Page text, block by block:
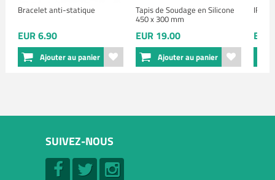
Bracelet anti-statique
EUR 6.90
Ajouter au panier
Tapis de Soudage en Silicone
450 x 300 mm
EUR 19.00
Ajouter au panier
SUIVEZ-NOUS